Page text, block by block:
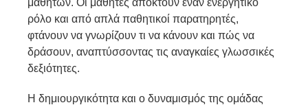
μαθητών. Οι μαθητές αποκτούν έναν ενεργητικό
ρόλο και από απλά παθητικοί παρατηρητές,
φτάνουν να γνωρίζουν τι να κάνουν και πώς να
δράσουν, αναπτύσσοντας τις αναγκαίες γλωσσικές
δεξιότητες.
Η δημιουργικότητα και ο δυναμισμός της ομάδας